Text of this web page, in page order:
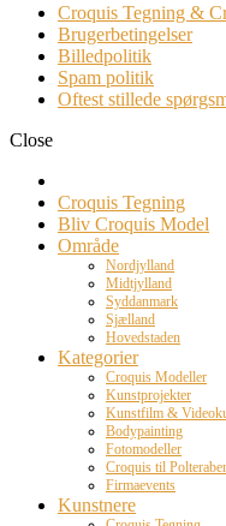
Croquis Tegning &
Brugerbetingelser
Billedpolitik
Spam politik
Oftest stillede
Close
Croquis Tegning
Bliv Croquis Model
Område
Nordjylland
Midtjylland
Syddanmark
Sjælland
Hovedstaden
Kategorier
Croquis Modeller
Kunstprojekter
Kunstfilm &
Bodypainting
Fotomodeller
Croquis til
Firmaevents
Kunstnere